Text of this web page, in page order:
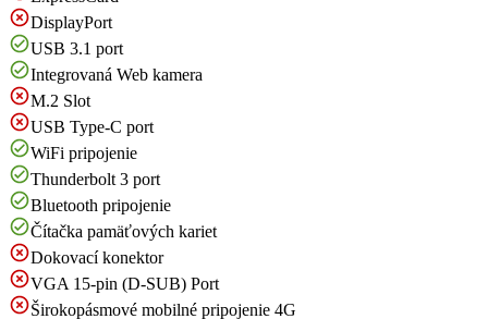
DisplayPort
USB 3.1 port
Integrovaná Web kamera
M.2 Slot
USB Type-C port
WiFi pripojenie
Thunderbolt 3 port
Bluetooth pripojenie
Čítačka pamäťových kariet
Dokovací konektor
VGA 15-pin (D-SUB) Port
Širokopásmové mobilné pripojenie 4G